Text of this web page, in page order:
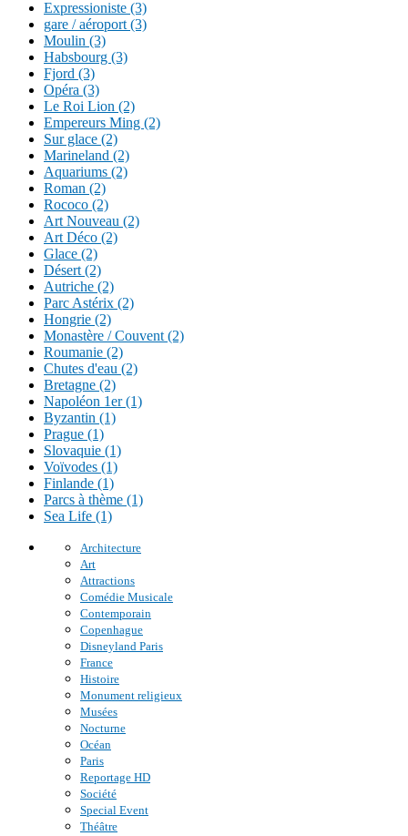
Expressioniste (3)
gare / aéroport (3)
Moulin (3)
Habsbourg (3)
Fjord (3)
Opéra (3)
Le Roi Lion (2)
Empereurs Ming (2)
Sur glace (2)
Marineland (2)
Aquariums (2)
Roman (2)
Rococo (2)
Art Nouveau (2)
Art Déco (2)
Glace (2)
Désert (2)
Autriche (2)
Parc Astérix (2)
Hongrie (2)
Monastère / Couvent (2)
Roumanie (2)
Chutes d'eau (2)
Bretagne (2)
Napoléon 1er (1)
Byzantin (1)
Prague (1)
Slovaquie (1)
Voïvodes (1)
Finlande (1)
Parcs à thème (1)
Sea Life (1)
Architecture
Art
Attractions
Comédie Musicale
Contemporain
Copenhague
Disneyland Paris
France
Histoire
Monument religieux
Musées
Nocturne
Océan
Paris
Reportage HD
Société
Special Event
Théâtre